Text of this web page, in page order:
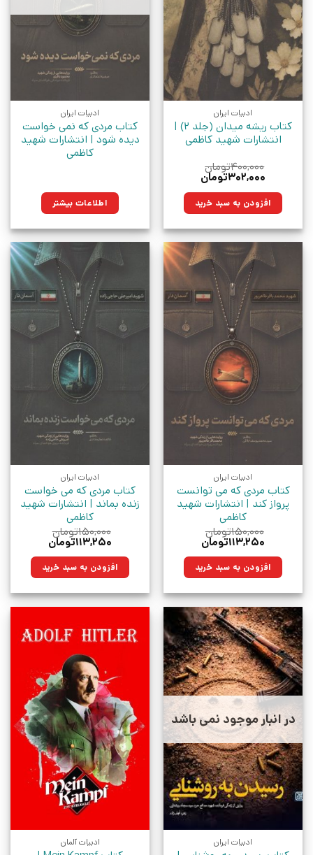
ادبیات ایران
کتاب ریشه میدان (جلد 2) |
انتشارات شهید کاظمی
۴۰۰,۰۰۰تومان
قیمت
۴۰۰,۰۰۰تومان
بود.
۳۰۲,۰۰۰تومان
۳۰۲,۰۰۰تومان.افزودن به سبد خرید
ادبیات ایران
کتاب مردی که نمی خواست
دیده شود | انتشارات شهید
کاظمی
اطلاعات بیشتر
ادبیات ایران
کتاب مردی که می توانست
پرواز کند | انتشارات شهید
کاظمی
۱۵۰,۰۰۰تومان
قیمت
۱۵۰,۰۰۰تومان
بود.
۱۱۳,۲۵۰تومان
۱۱۳,۲۵۰تومان.افزودن به سبد خرید
ادبیات ایران
کتاب مردی که می خواست
زنده بماند | انتشارات شهید
کاظمی
۱۵۰,۰۰۰تومان
قیمت
۱۵۰,۰۰۰تومان
بود.
۱۱۳,۲۵۰تومان
۱۱۳,۲۵۰تومان.افزودن به سبد خرید
در انبار موجود نمی باشد
ادبیات ایران ادبیات آلمان